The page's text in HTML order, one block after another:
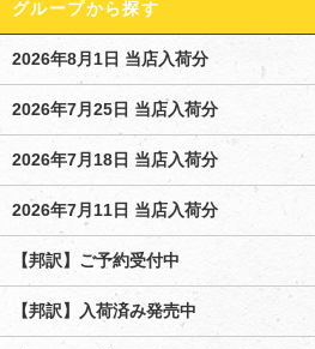
グループから探す
2026年8月1日 当店入荷分
2026年7月25日 当店入荷分
2026年7月18日 当店入荷分
2026年7月11日 当店入荷分
【邦訳】ご予約受付中
【邦訳】入荷済み発売中